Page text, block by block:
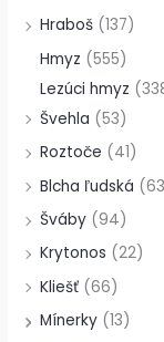
Hraboš (137)
Hmyz (555)
Lezúci hmyz
Švehla (53)
Roztoče (41)
Blcha ľudská
Šváby (94)
Krytonos (22)
Kliešť (66)
Mínerky (13)